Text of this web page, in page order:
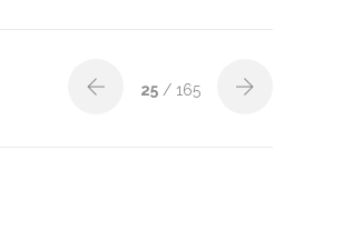
25 / 165